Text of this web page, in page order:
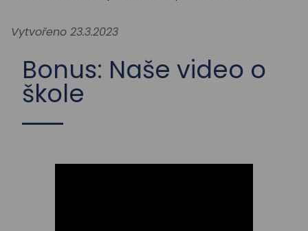
Vytvořeno 23.3.2023
Bonus: Naše video o
škole